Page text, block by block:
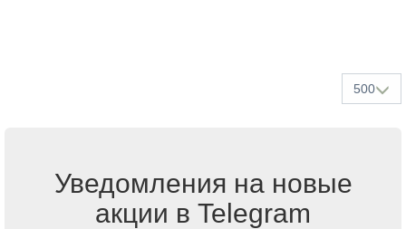
500
Уведомления на новые
акции в Telegram